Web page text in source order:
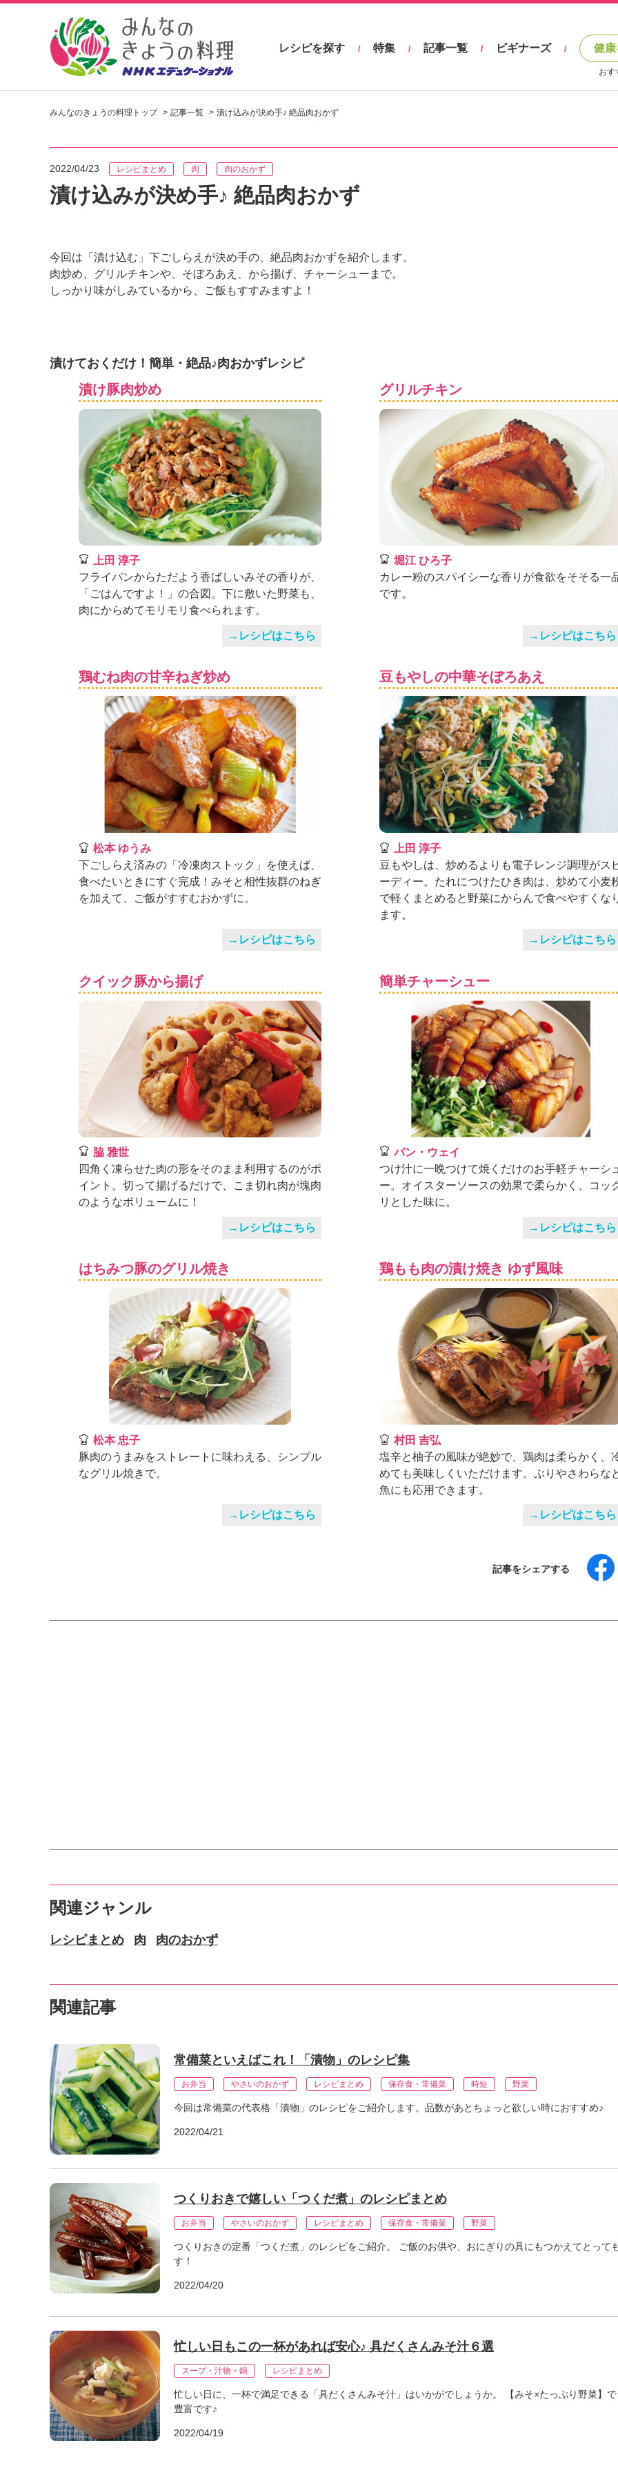
し
ピ
を
見
う
N
ュ
シ
ョ
ナ
ル
「
み
ん
な
の
き
ょ
の
料
理
レシピを探す / 特集 / 記事一覧 / ビギナーズ / 健
おす
みんなのきょうの料理トップ 記事一覧 漬け込みが決め手♪ 絶品肉おかず
2022/04/23 レシピまとめ 肉 肉のおかず
漬け込みが決め手♪ 絶品肉おかず
今回は「漬け込む」下ごしらえが決め手の、絶品肉おかずを紹介します。
肉炒め、グリルチキンや、そぼろあえ、から揚げ、チャーシューまで。
しっかり味がしみているから、ご飯もすすみますよ！
漬けておくだけ！簡単・絶品♪肉おかずレシピ
漬け豚肉炒め
上田 淳子
フライパンからただよう香ばしいみその香りが、
「ごはんですよ！」の合図。下に敷いた野菜も、
肉にからめてモリモリ食べられます。
→レシピはこちら
グリルチキン
堀江 ひろ子
カレー粉のスパイシーな香りが食欲をそそる一
です。
→レシピはこちら
鶏むね肉の甘辛ねぎ炒め
松本 ゆうみ
下ごしらえ済みの「冷凍肉ストック」を使えば、
食べたいときにすぐ完成！みそと相性抜群のねぎ
を加えて、ご飯がすすむおかずに。
→レシピはこちら
豆もやしの中華そぼろあえ
上田 淳子
豆もやしは、炒めるよりも電子レンジ調理がス
ーディー。たれにつけたひき肉は、炒めて小麦
で軽くまとめると野菜にからんで食べやすくな
ます。
→レシピはこちら
クイック豚から揚げ
脇 雅世
四角く凍らせた肉の形をそのまま利用するのがポ
イント。切って揚げるだけで、こま切れ肉が塊肉
のようなボリュームに！
→レシピはこちら
簡単チャーシュー
パン・ウェイ
つけ汁に一晩つけて焼くだけのお手軽チャーシ
ー。オイスターソースの効果で柔らかく、コッ
リとした味に。
→レシピはこちら
はちみつ豚のグリル焼き
松本 忠子
豚肉のうまみをストレートに味わえる、シンプル
なグリル焼きで。
→レシピはこちら
鶏もも肉の漬け焼き ゆず風味
村田 吉弘
塩辛と柚子の風味が絶妙で、鶏肉は柔らかく、
めても美味しくいただけます。ぶりやさわらな
魚にも応用できます。
→レシピはこちら
記事をシェアする
関連ジャンル
レシピまとめ 肉 肉のおかず
関連記事
常備菜といえばこれ！「漬物」のレシピ集
お弁当 やさいのおかず レシピまとめ 保存食・常備菜 時短 野菜
今回は常備菜の代表格「漬物」のレシピをご紹介します。品数があとちょっと欲しい時におすすめ♪
2022/04/21
つくりおきで嬉しい「つくだ煮」のレシピまとめ
お弁当 やさいのおかず レシピまとめ 保存食・常備菜 野菜
つくりおきの定番「つくだ煮」のレシピをご紹介。 ご飯のお供や、おにぎりの具にもつかえてとって
す！
2022/04/20
忙しい日もこの一杯があれば安心♪ 具だくさんみそ汁６選
スープ・汁物・鍋 レシピまとめ
忙しい日に、一杯で満足できる「具だくさんみそ汁」はいかがでしょうか。 【みそ×たっぷり野菜】
豊富です♪
2022/04/19